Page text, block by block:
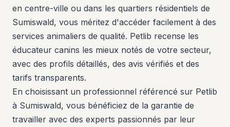
en centre-ville ou dans les quartiers résidentiels de
Sumiswald, vous méritez d'accéder facilement à des
services animaliers de qualité. Petlib recense les
éducateur canins les mieux notés de votre secteur,
avec des profils détaillés, des avis vérifiés et des
tarifs transparents.
En choisissant un professionnel référencé sur Petlib
à Sumiswald, vous bénéficiez de la garantie de
travailler avec des experts passionnés par leur